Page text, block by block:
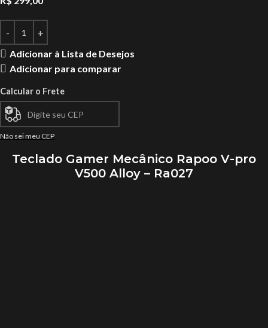
Adicionar à Lista de Desejos
Adicionar para comparar
Calcular o Frete
Não sei meu CEP
Teclado Gamer Mecânico Rapoo V-pro
V500 Alloy – Ra027